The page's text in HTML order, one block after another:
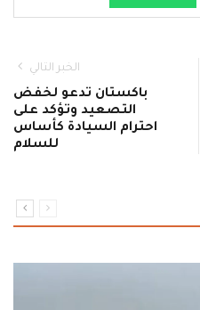
الخبر التالي
باكستان تدعو لخفض
التصعيد وتؤكد على
احترام السيادة كأساس
للسلام